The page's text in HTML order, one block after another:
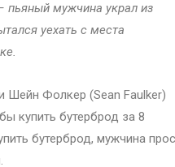
пьяный мужчина украл из
уехать с места
Шейн Фолкер (Sean Faulker)
купить бутерброд за 8
бутерброд, мужчина